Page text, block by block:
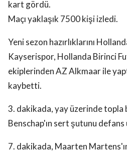
kart gördü.
Maçı yaklaşık 7500 kişi izledi.
Yeni sezon hazırlıklarını
Kayserispor, Hollanda Birinci
ekiplerinden AZ Alkmaar ile
kaybetti.
3. dakikada, yay üzerinde topla
Benschap'ın sert şutunu defans
7. dakikada, Maarten